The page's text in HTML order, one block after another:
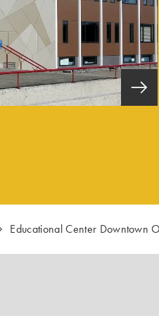
Educational Center Downtown